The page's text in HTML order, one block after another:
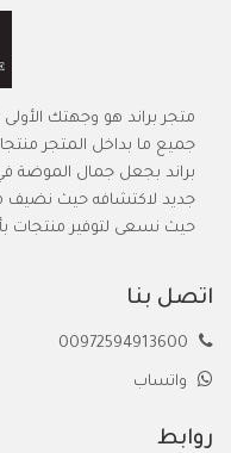
متجر براند هو وجهتك
جميع ما بداخل المتجر
براند بجعل جمال الموضة
جديد لاكتشافه حيث نضيف
حيث نسعى لتوفير منتجات بأ
اتصل بنا
واتساب
روابط